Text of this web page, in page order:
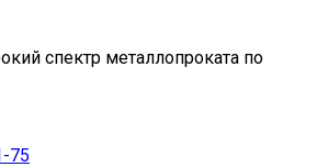
спектр металлопроката по
75